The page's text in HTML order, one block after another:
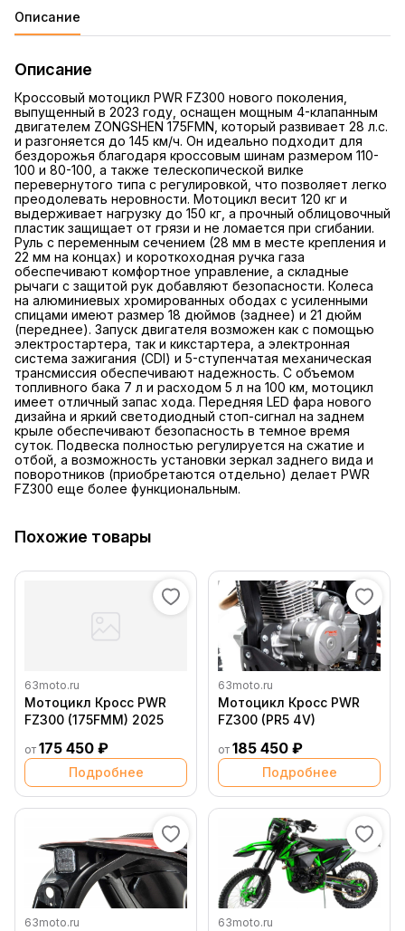
Описание
Описание
Кроссовый мотоцикл PWR FZ300 нового поколения,
выпущенный в 2023 году, оснащен мощным 4-клапанным
двигателем ZONGSHEN 175FMN, который развивает 28 л.с.
и разгоняется до 145 км/ч. Он идеально подходит для
бездорожья благодаря кроссовым шинам размером 110-
100 и 80-100, а также телескопической вилке
перевернутого типа с регулировкой, что позволяет легко
преодолевать неровности. Мотоцикл весит 120 кг и
выдерживает нагрузку до 150 кг, а прочный облицовочный
пластик защищает от грязи и не ломается при сгибании.
Руль с переменным сечением (28 мм в месте крепления и
22 мм на концах) и короткоходная ручка газа
обеспечивают комфортное управление, а складные
рычаги с защитой рук добавляют безопасности. Колеса
на алюминиевых хромированных ободах с усиленными
спицами имеют размер 18 дюймов (заднее) и 21 дюйм
(переднее). Запуск двигателя возможен как с помощью
электростартера, так и кикстартера, а электронная
система зажигания (CDI) и 5-ступенчатая механическая
трансмиссия обеспечивают надежность. С объемом
топливного бака 7 л и расходом 5 л на 100 км, мотоцикл
имеет отличный запас хода. Передняя LED фара нового
дизайна и яркий светодиодный стоп-сигнал на заднем
крыле обеспечивают безопасность в темное время
суток. Подвеска полностью регулируется на сжатие и
отбой, а возможность установки зеркал заднего вида и
поворотников (приобретаются отдельно) делает PWR
FZ300 еще более функциональным.
Похожие товары
63moto.ru
Мотоцикл Кросс PWR
FZ300 (175FMM) 2025
от 175 450 ₽
Подробнее
63moto.ru
Мотоцикл Кросс PWR
FZ300 (PR5 4V)
от 185 450 ₽
Подробнее
63moto.ru 63moto.ru